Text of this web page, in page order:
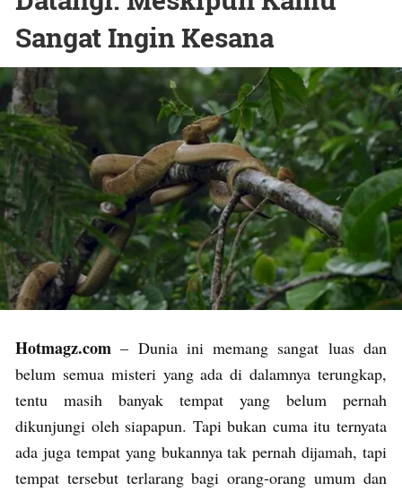
Sangat Ingin Kesana
Hotmagz.com – Dunia ini memang sangat luas dan
belum semua misteri yang ada di dalamnya terungkap,
tentu masih banyak tempat yang belum pernah
dikunjungi oleh siapapun. Tapi bukan cuma itu ternyata
ada juga tempat yang bukannya tak pernah dijamah, tapi
tempat tersebut terlarang bagi orang-orang umum dan